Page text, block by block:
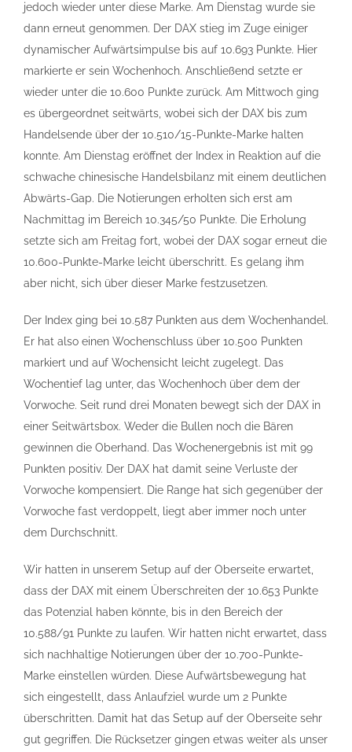
jedoch wieder unter diese Marke. Am Dienstag wurde sie
dann erneut genommen. Der DAX stieg im Zuge einiger
dynamischer Aufwärtsimpulse bis auf 10.693 Punkte. Hier
markierte er sein Wochenhoch. Anschließend setzte er
wieder unter die 10.600 Punkte zurück. Am Mittwoch ging
es übergeordnet seitwärts, wobei sich der DAX bis zum
Handelsende über der 10.510/15-Punkte-Marke halten
konnte. Am Dienstag eröffnet der Index in Reaktion auf die
schwache chinesische Handelsbilanz mit einem deutlichen
Abwärts-Gap. Die Notierungen erholten sich erst am
Nachmittag im Bereich 10.345/50 Punkte. Die Erholung
setzte sich am Freitag fort, wobei der DAX sogar erneut die
10.600-Punkte-Marke leicht überschritt. Es gelang ihm
aber nicht, sich über dieser Marke festzusetzen.
Der Index ging bei 10.587 Punkten aus dem Wochenhandel.
Er hat also einen Wochenschluss über 10.500 Punkten
markiert und auf Wochensicht leicht zugelegt. Das
Wochentief lag unter, das Wochenhoch über dem der
Vorwoche. Seit rund drei Monaten bewegt sich der DAX in
einer Seitwärtsbox. Weder die Bullen noch die Bären
gewinnen die Oberhand. Das Wochenergebnis ist mit 99
Punkten positiv. Der DAX hat damit seine Verluste der
Vorwoche kompensiert. Die Range hat sich gegenüber der
Vorwoche fast verdoppelt, liegt aber immer noch unter
dem Durchschnitt.
Wir hatten in unserem Setup auf der Oberseite erwartet,
dass der DAX mit einem Überschreiten der 10.653 Punkte
das Potenzial haben könnte, bis in den Bereich der
10.588/91 Punkte zu laufen. Wir hatten nicht erwartet, dass
sich nachhaltige Notierungen über der 10.700-Punkte-
Marke einstellen würden. Diese Aufwärtsbewegung hat
sich eingestellt, dass Anlaufziel wurde um 2 Punkte
überschritten. Damit hat das Setup auf der Oberseite sehr
gut gegriffen. Die Rücksetzer gingen etwas weiter als unser